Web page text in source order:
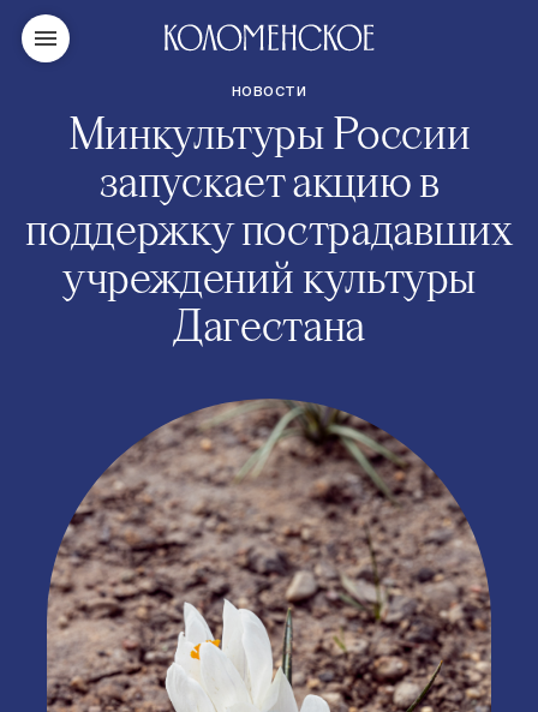
НОВОСТИ
Минкультуры России
запускает акцию в
поддержку пострадавших
учреждений культуры
Дагестана